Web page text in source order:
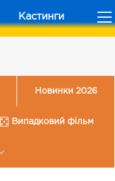
Кастинги
Новинки 2026
Випадковий фільм